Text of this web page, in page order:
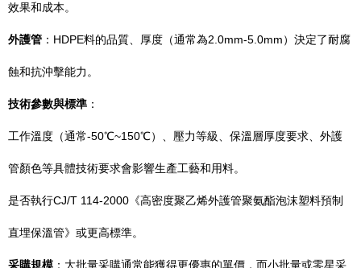
效果和成本。
外護管 ：HDPE料的品質、厚度（通常為2.0mm-5.0mm）決定了耐腐
蝕和抗沖擊能力。
技術參數與標準 ：
工作溫度（通常-50℃~150℃）、壓力等級、保溫層厚度要求、外護
管顏色等具體技術要求會影響生產工藝和用料。
是否執行CJ/T 114-2000《高密度聚乙烯外護管聚氨酯泡沫塑料預制
直埋保溫管》或更高標準。
采購規模 ：大批量采購通常能獲得更優惠的單價，而小批量或零星采